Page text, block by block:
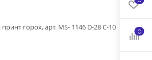
горох, арт. MS- 1146 D-28 С-10 0